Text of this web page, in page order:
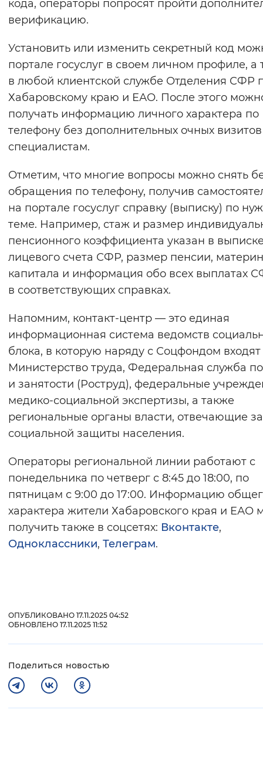
кода, операторы попросят пройти
верификацию.
Установить или изменить секретный код
портале госуслуг в своем личном профиле, а
в любой клиентской службе Отделения СФР
Хабаровскому краю и ЕАО. После этого
получать информацию личного характера по
телефону без дополнительных очных
специалистам.
Отметим, что многие вопросы можно снять
обращения по телефону, получив
на портале госуслуг справку (выписку) по
теме. Например, стаж и размер
пенсионного коэффициента указан в
лицевого счета СФР, размер пенсии,
капитала и информация обо всех выплатах
в соответствующих справках.
Напомним, контакт-центр — это единая
информационная система ведомств
блока, в которую наряду с Соцфондом входят
Министерство труда, Федеральная служба
и занятости (Роструд), федеральные
медико-социальной экспертизы, а также
региональные органы власти, отвечающие
социальной защиты населения.
Операторы региональной линии работают с
понедельника по четверг с 8:45 до 18:00, по
пятницам с 9:00 до 17:00. Информацию
характера жители Хабаровского края и ЕАО
получить также в соцсетях: Вконтакте,
Одноклассники, Телеграм.
ОПУБЛИКОВАНО 17.11.2025 04:52
ОБНОВЛЕНО 17.11.2025 11:52
Поделиться новостью